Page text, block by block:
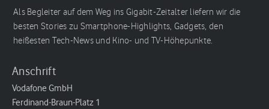
Als Begleiter auf dem Weg ins Gigabit-Zeitalter liefern wir die
besten Stories zu Smartphone-Highlights, Gadgets, den
heißesten Tech-News und Kino- und TV-Höhepunkte.
Anschrift
Vodafone GmbH
Ferdinand-Braun-Platz 1